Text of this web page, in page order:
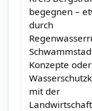
begegnen –
durch
Konzepte oder
mit der